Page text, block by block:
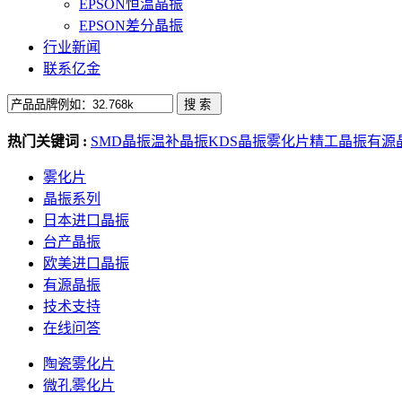
EPSON恒温晶振
EPSON差分晶振
行业新闻
联系亿金
热门关键词 : SMD晶振温补晶振KDS晶振雾化片精工晶振有源
雾化片
晶振系列
日本进口晶振
台产晶振
欧美进口晶振
有源晶振
技术支持
在线问答
陶瓷雾化片
微孔雾化片